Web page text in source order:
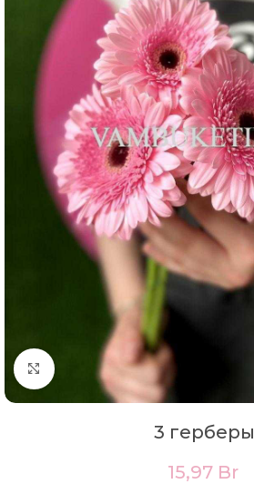
Нажмите, чтобы увеличить
3 герберы
15,97 Br